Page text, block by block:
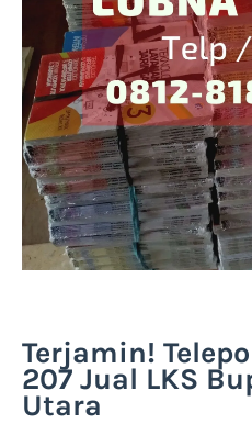
Terjamin!
207 Jual LKS
Utara